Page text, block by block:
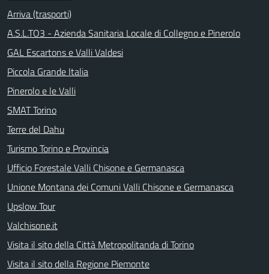
Arriva (trasporti)
A.S.L.TO3 - Azienda Sanitaria Locale di Collegno e Pinerolo
GAL Escartons e Valli Valdesi
Piccola Grande Italia
Pinerolo e le Valli
SMAT Torino
Terre del Dahu
Turismo Torino e Provincia
Ufficio Forestale Valli Chisone e Germanasca
Unione Montana dei Comuni Valli Chisone e Germanasca
Upslow Tour
Valchisone.it
Visita il sito della Città Metropolitanda di Torino
Visita il sito della Regione Piemonte